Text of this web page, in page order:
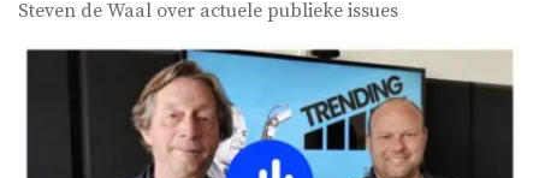
Steven de Waal over actuele publieke issues